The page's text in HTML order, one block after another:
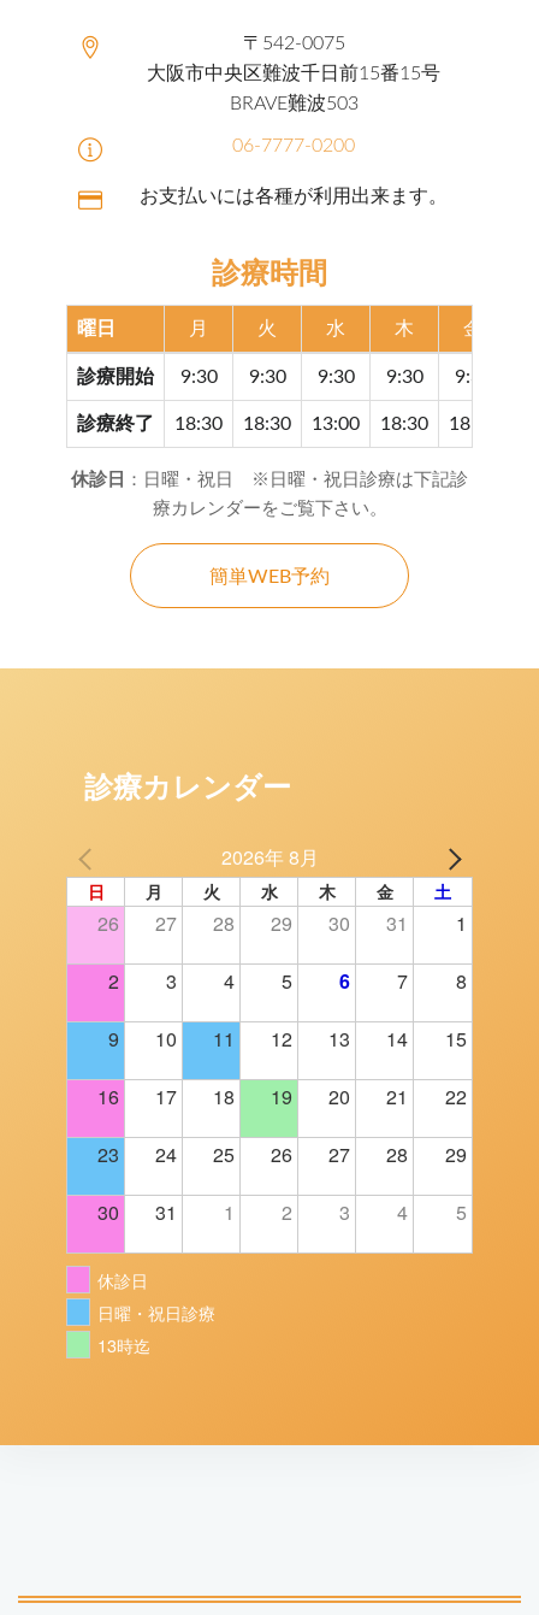
〒542-0075
大阪市中央区難波千日前15番15号
BRAVE難波503
06-7777-0200
お支払いには各種が利用出来ます。
診療時間
曜日 月 火 水 木 金
診療開始 9:30 9:30 9:30 9:30 9:30
診療終了 18:30 18:30 13:00 18:30 18:30
休診日 ：日曜・祝日 ※日曜・祝日診療は下記診
療カレンダーをご覧下さい。
簡単WEB予約
診療カレンダー
2026年 8月
日 月 火 水 木 金 土
26 27 28 29 30 31 1
2 3 4 5 6 7 8
9 10 11 12 13 14 15
16 17 18 19 20 21 22
23 24 25 26 27 28 29
30 31 1 2 3 4 5
休診日
日曜・祝日診療
13時迄